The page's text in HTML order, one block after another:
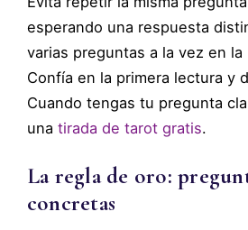
esperando una respuesta
varias preguntas a la vez en la
Confía en la primera lectura y
Cuando tengas tu pregunta
una tirada de tarot gratis.
La regla de oro:
concretas